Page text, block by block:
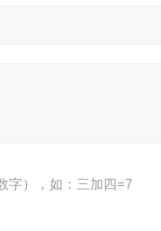
字），如：三加四=7